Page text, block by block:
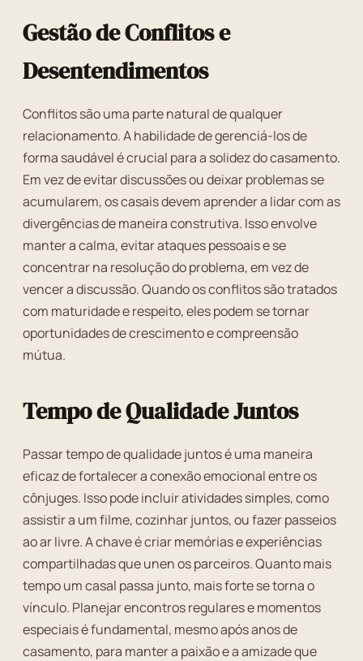
Gestão de Conflitos e
Desentendimentos
Conflitos são uma parte natural de qualquer
relacionamento. A habilidade de gerenciá-los de
forma saudável é crucial para a solidez do casamento.
Em vez de evitar discussões ou deixar problemas se
acumularem, os casais devem aprender a lidar com as
divergências de maneira construtiva. Isso envolve
manter a calma, evitar ataques pessoais e se
concentrar na resolução do problema, em vez de
vencer a discussão. Quando os conflitos são tratados
com maturidade e respeito, eles podem se tornar
oportunidades de crescimento e compreensão
mútua.
Tempo de Qualidade Juntos
Passar tempo de qualidade juntos é uma maneira
eficaz de fortalecer a conexão emocional entre os
cônjuges. Isso pode incluir atividades simples, como
assistir a um filme, cozinhar juntos, ou fazer passeios
ao ar livre. A chave é criar memórias e experiências
compartilhadas que unen os parceiros. Quanto mais
tempo um casal passa junto, mais forte se torna o
vínculo. Planejar encontros regulares e momentos
especiais é fundamental, mesmo após anos de
casamento, para manter a paixão e a amizade que